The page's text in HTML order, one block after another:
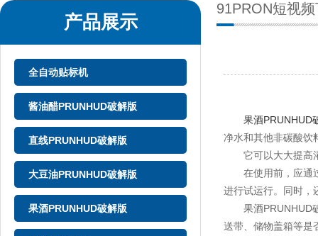
产品展示
全自动贴标机
酱油醋PRUNHUD破解版
直线PRUNHUD破解版
大豆油PRUNHUD破解版
果酒PRUNHUD破解版
91PRON短视
果酒PRUNHUD
净水和其他非碳酸饮料
它可以大大提高灌
在使用前，应通
进行试运行。同时
果酒PRUNHUD破解
送带、储物盖箱等是